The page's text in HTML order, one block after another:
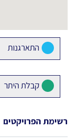
התארגנות
קבלת היתר
רשימת הפרויקטים